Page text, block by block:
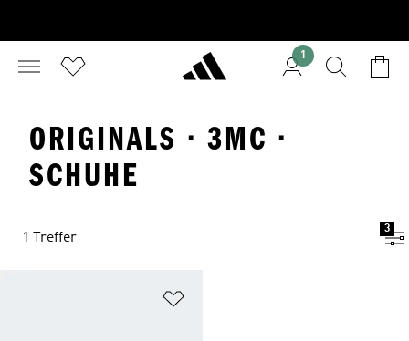
1
ORIGINALS · 3MC ·
SCHUHE
1 Treffer
3